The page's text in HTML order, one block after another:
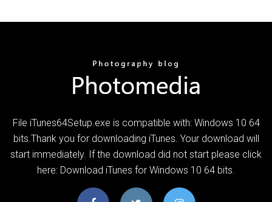
File iTunes64Setup.exe is compatible with: Windows 10 64
bits.Thank you for downloading iTunes. Your download will
start immediately. If the download did not start please click
here: Download iTunes for Windows 10 64 bits.